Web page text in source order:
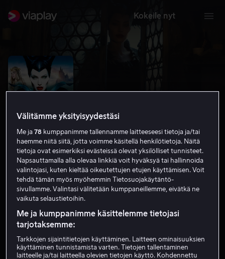
Kokeile nyt
Maleficent
6.9 Perhe-elokuva
HD
Vuokraa 4,49 €
Välitämme yksityisyydestäsi
Me ja78 kumppanimme tallennamme laitteeseesi tietoja ja/tai
haemme niitä siitä, jotta voimme käsitellä henkilötietoja. Näitä
tietoja ovat esimerkiksi evästeissä olevat yksilölliset tunnisteet.
Napsauttamalla alla olevaa linkkiä voit hyväksyä tai hallinnoida
valintojasi, kuten kieltää oikeutettujen etujen käyttämisen. Voit
tehdä tämän myös myöhemmin Tietosuojakäytäntö-
sivullamme. Valintasi välitetään kumppaneillemme, eivätkä ne
vaikuta selaustietoihin.
Me ja kumppanimme käsittelemme tietojasi
tarjotaksemme:
Tarkkojen sijaintitietojen käyttäminen. Laitteen ominaisuuksien
käyttäminen tunnistamista varten. Tietojen tallentaminen
laitteelle ja/tai laitteella olevien tietojen käyttö. Kohdennettu